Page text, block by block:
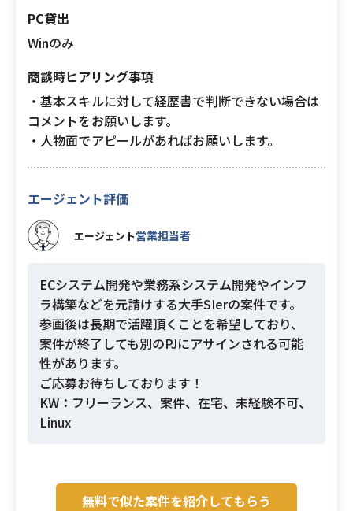
PC貸出
Winのみ
商談時ヒアリング事項
・基本スキルに対して経歴書で判断できない場合は
コメントをお願いします。
・人物面でアピールがあればお願いします。
エージェント評価
エージェント営業担当者
ECシステム開発や業務系システム開発やインフ
ラ構築などを元請けする大手SIerの案件です。
参画後は長期で活躍頂くことを希望しており、
案件が終了しても別のPJにアサインされる可能
性があります。
ご応募お待ちしております！
KW：フリーランス、案件、在宅、未経験不可、
Linux
無料で似た案件を紹介してもらう